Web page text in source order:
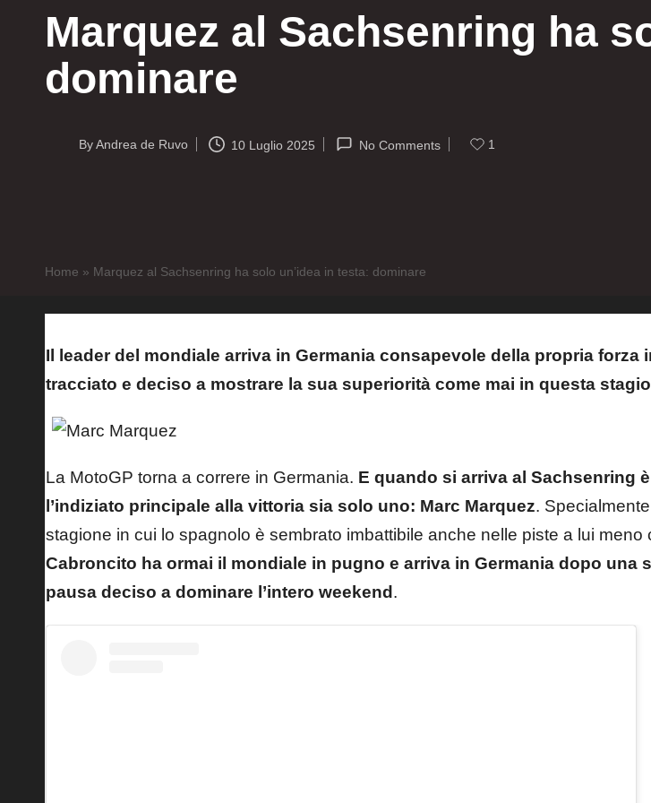
Marquez al Sachsenring ha
dominare
PostedByAndrea de Ruvo 10 Luglio 2025 No Comments 1
Home » Marquez al Sachsenring ha solo un’idea in testa: dominare
Il leader del mondiale arriva in Germania consapevole della propria forza
tracciato e deciso a mostrare la sua superiorità come mai in questa
La MotoGP torna a correre in Germania. E quando si arriva al Sachsenring
l’indiziato principale alla vittoria sia solo uno: Marc Marquez.
stagione in cui lo spagnolo è sembrato imbattibile anche nelle piste a lui meno
Cabroncito ha ormai il mondiale in pugno e arriva in Germania dopo una
pausa deciso a dominare l’intero weekend .